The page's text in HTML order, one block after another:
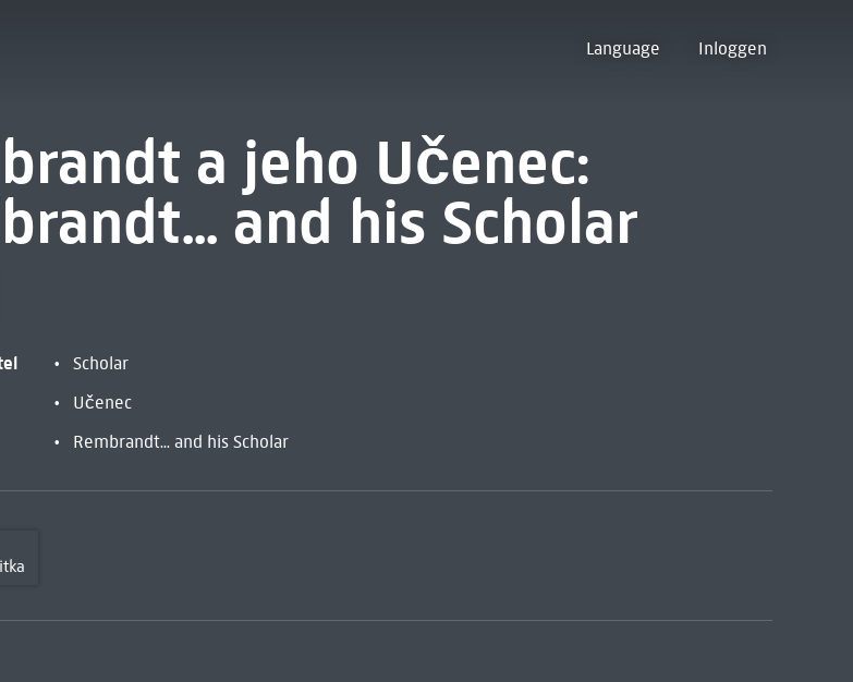
Language Inloggen
a jeho Učenec:
and his Scholar
Scholar
Učenec
Rembrandt... and his Scholar